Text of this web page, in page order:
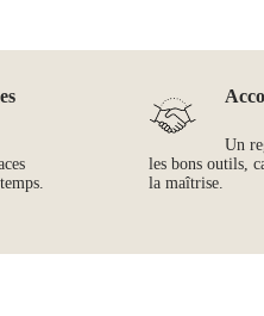
Un
les bons outils,
la maîtrise.